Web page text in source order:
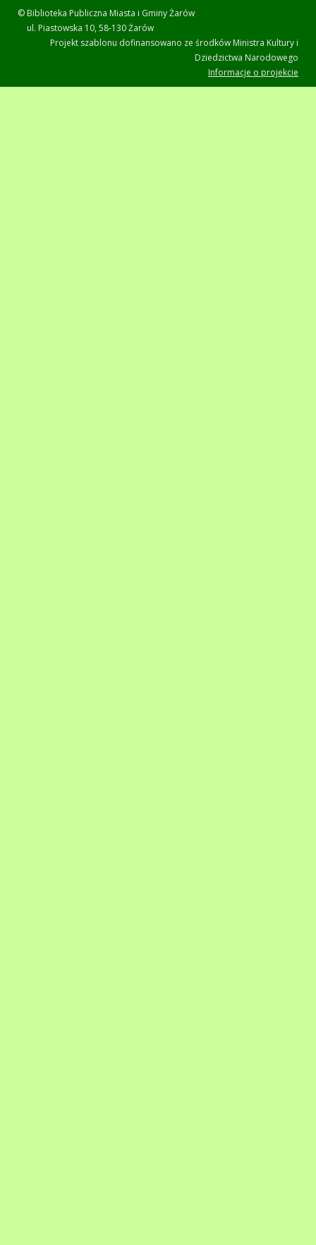
© Biblioteka Publiczna Miasta i Gminy Żarów
ul. Piastowska 10, 58-130 Żarów
Projekt szablonu dofinansowano ze środków Ministra Kultury i
Dziedzictwa Narodowego
Informacje o projekcie